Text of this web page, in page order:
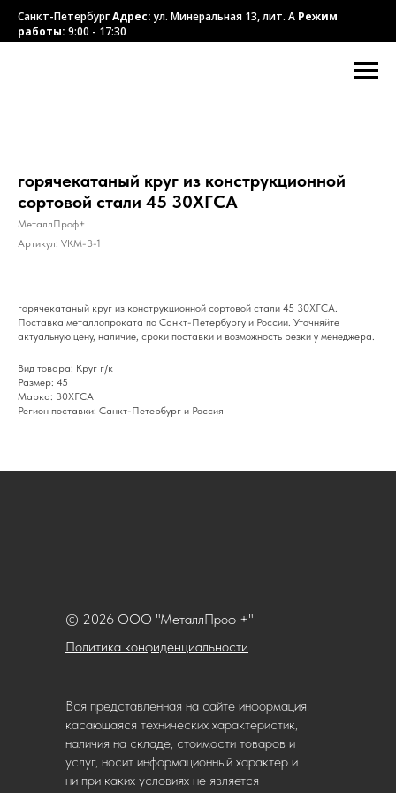
Санкт-ПетербургАдрес:ул. Минеральная 13, лит. А Режим
работы: 9:00 - 17:30
горячекатаный круг из конструкционной
сортовой стали 45 30ХГСА
МеталлПроф+
Артикул: VKM-3-1
горячекатаный круг из конструкционной сортовой стали 45 30ХГСА.
Поставка металлопроката по Санкт-Петербургу и России. Уточняйте
актуальную цену, наличие, сроки поставки и возможность резки у менеджера.
Вид товара: Круг г/к
Размер: 45
Марка: 30ХГСА
Регион поставки: Санкт-Петербург и Россия
Политика конфиденциальности
© 2026 ООО "МеталлПроф +"
Вся представленная на сайте информация,
касающаяся технических характеристик,
наличия на складе, стоимости товаров и
услуг, носит информационный характер и
ни при каких условиях не является